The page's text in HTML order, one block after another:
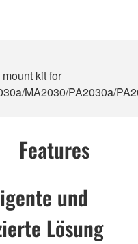
kit for
MA2030/PA2030a/
Features
und
Lösung